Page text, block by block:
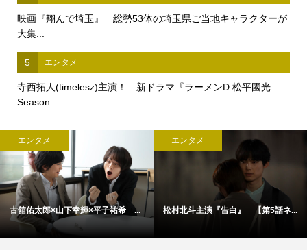
映画『翔んで埼玉』 総勢53体の埼玉県ご当地キャラクターが
大集...
5 エンタメ
寺西拓人(timelesz)主演！ 新ドラマ『ラーメンD 松平國光
Season...
エンタメ
古舘佑太郎×山下幸輝×平子祐希 ...
エンタメ
松村北斗主演『告白』 【第5話ネ...